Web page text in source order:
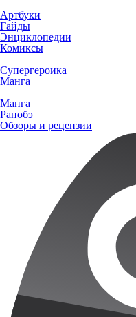
Артбуки
Гайды
Энциклопедии
Комиксы
Супергероика
Манга
Манга
Ранобэ
Обзоры и рецензии